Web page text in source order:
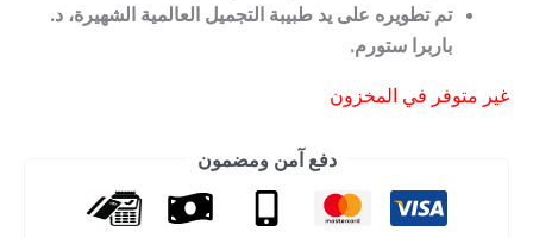
تم تطويره على يد طبيبة التجميل العالمية الشهيرة، د.
باربرا ستورم.
غير متوفر في المخزون
دفع آمن ومضمون